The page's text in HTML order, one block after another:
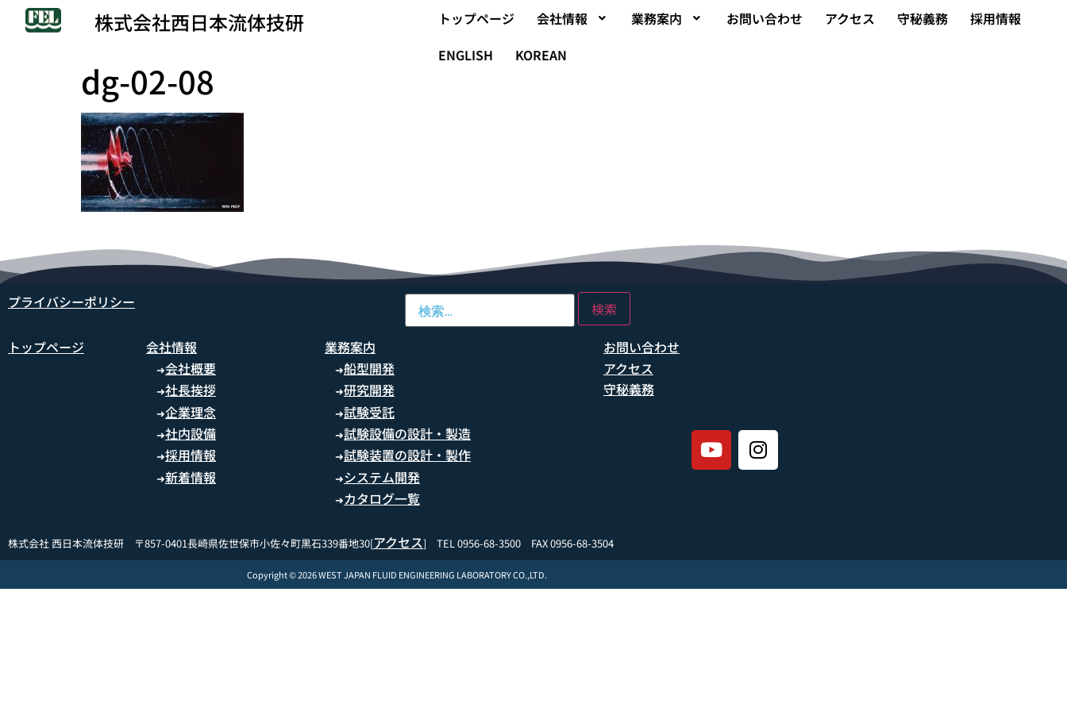
トップページ 会社情報 業務案内 お問い合わせ アクセス 守秘義務
採用情報
ENGLISH
KOREAN
株式会社西日本流体技研
dg-02-08
プライバシーポリシー
トップページ 会社情報
➜会社概要
➜社長挨拶
➜企業理念
➜社内設備
➜採用情報
➜新着情報
業務案内
➜船型開発
➜研究開発
➜試験受託
➜試験設備の設計・製造
➜試験装置の設計・製作
➜システム開発
➜カタログ一覧
お問い合わせ
アクセス
守秘義務
株式会社 西日本流体技研 〒857-0401長崎県佐世保市小佐々町黒石339番地30[アクセス] TEL 0956-68-3500 FAX 0956-68-3504
Copyright © 2026 WEST JAPAN FLUID ENGINEERING LABORATORY CO.,LTD.